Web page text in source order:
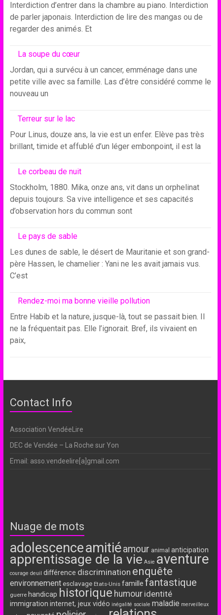
Interdiction d’entrer dans la chambre au piano. Interdiction
de parler japonais. Interdiction de lire des mangas ou de
regarder des animés. Et
La soupe du cœur
Jordan, qui a survécu à un cancer, emménage dans une
petite ville avec sa famille. Las d’être considéré comme le
nouveau un
Terreur sur le lac
Pour Linus, douze ans, la vie est un enfer. Elève pas très
brillant, timide et affublé d’un léger embonpoint, il est la
Le corbeau de nuit
Stockholm, 1880. Mika, onze ans, vit dans un orphelinat
depuis toujours. Sa vive intelligence et ses capacités
d’observation hors du commun sont
Le pays de sable
Les dunes de sable, le désert de Mauritanie et son grand-
père Hassen, le chamelier : Yani ne les avait jamais vus.
C’est
Rendez-moi ma bonne vieille pollution
Entre Habib et la nature, jusque-là, tout se passait bien. Il
ne la fréquentait pas. Elle l’ignorait. Bref, ils vivaient en
paix,
Contact Info
Association VendéeLire
DEC de Vendée – La Roche sur Yon
Email: asso.vendeelire[a]gmail.com
Nuage de mots
adolescenceamitiéamour animal anticipation
apprentissage de la vie Asie aventure
courage deuil différence discrimination enquête
environnement esclavage Etats-Unis famille fantastique
guerre handicap historique humour identité
immigration internet, jeux vidéo inégalité sociale maladie merveilleux